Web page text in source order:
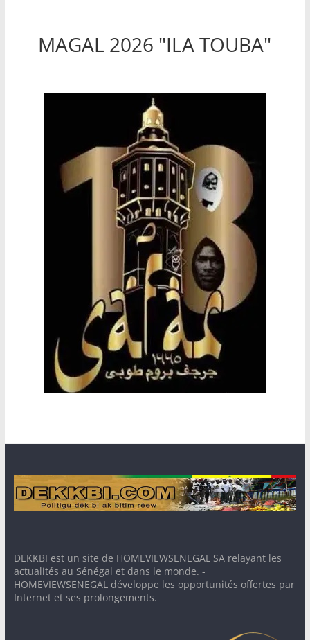
MAGAL 2026 "ILA TOUBA"
DEKKBI est un site de HOMEVIEWSENEGAL SA relayant les
actualités au Sénégal et dans le monde. -
HOMEVIEWSENEGAL développe les opportunités offertes par
Internet et ses prolongements.